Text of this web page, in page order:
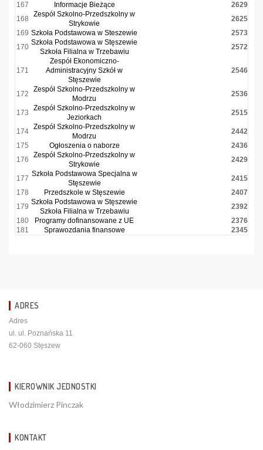
167
Informacje Bieżące
2629
168
Zespół Szkolno-Przedszkolny w
Strykowie
2625
169 Szkoła Podstawowa w Steszewie
2573
170
Szkoła Podstawowa w Stęszewie
Szkoła Filialna w Trzebawiu
2572
171
Zespół Ekonomiczno-
Administracyjny Szkół w
Stęszewie
2546
172
Zespół Szkolno-Przedszkolny w
Modrzu
2536
173
Zespół Szkolno-Przedszkolny w
Jeziorkach
2515
174
Zespół Szkolno-Przedszkolny w
Modrzu
2442
175
Ogłoszenia o naborze
2436
176
Zespół Szkolno-Przedszkolny w
Strykowie
2429
177
Szkoła Podstawowa Specjalna w
Stęszewie
2415
178
Przedszkole w Stęszewie
2407
179
Szkoła Podstawowa w Stęszewie
Szkoła Filialna w Trzebawiu
2392
180
Programy dofinansowane z UE
2376
181
Sprawozdania finansowe 2345
ADRES
Adres
ul. ul. Poznańska 11
62-060 Stęszew
KIEROWNIK JEDNOSTKI
Włodzimierz Pinczak
KONTAKT